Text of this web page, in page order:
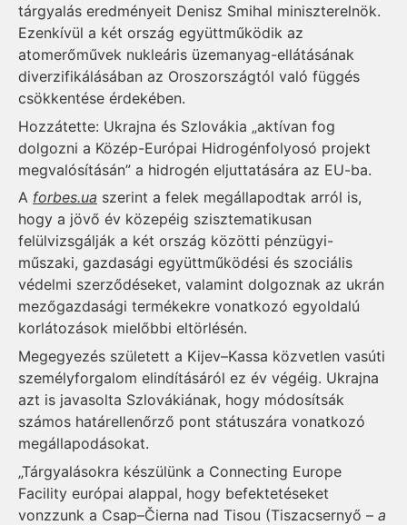
tárgyalás eredményeit Denisz Smihal miniszterelnök.
Ezenkívül a két ország együttműködik az
atomerőművek nukleáris üzemanyag-ellátásának
diverzifikálásában az Oroszországtól való függés
csökkentése érdekében.
Hozzátette: Ukrajna és Szlovákia „aktívan fog
dolgozni a Közép-Európai Hidrogénfolyosó projekt
megvalósításán” a hidrogén eljuttatására az EU-ba.
A forbes.ua szerint a felek megállapodtak arról is,
hogy a jövő év közepéig szisztematikusan
felülvizsgálják a két ország közötti pénzügyi-
műszaki, gazdasági együttműködési és szociális
védelmi szerződéseket, valamint dolgoznak az ukrán
mezőgazdasági termékekre vonatkozó egyoldalú
korlátozások mielőbbi eltörlésén.
Megegyezés született a Kijev–Kassa közvetlen vasúti
személyforgalom elindításáról ez év végéig. Ukrajna
azt is javasolta Szlovákiának, hogy módosítsák
számos határellenőrző pont státuszára vonatkozó
megállapodásokat.
„Tárgyalásokra készülünk a Connecting Europe
Facility európai alappal, hogy befektetéseket
vonzzunk a Csap–Čierna nad Tisou (Tiszacsernyő – a